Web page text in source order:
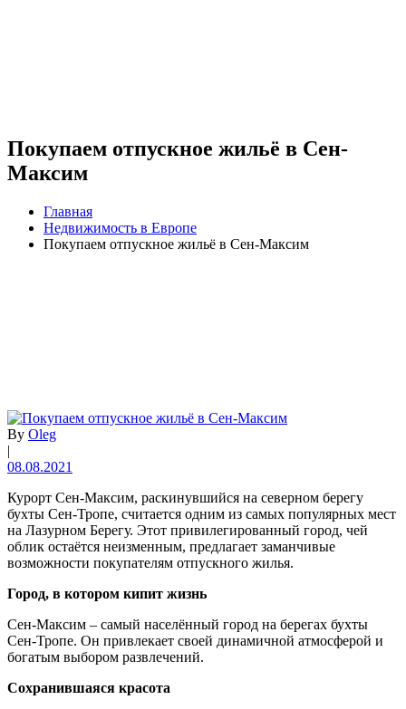
Покупаем отпускное жильё в Сен-
Максим
Главная
Недвижимость в Европе
Покупаем отпускное жильё в Сен-Максим
By Oleg
|
08.08.2021
Курорт Сен-Максим, раскинувшийся на северном берегу
бухты Сен-Тропе, считается одним из самых популярных мест
на Лазурном Берегу. Этот привилегированный город, чей
облик остаётся неизменным, предлагает заманчивые
возможности покупателям отпускного жилья.
Город, в котором кипит жизнь
Сен-Максим – самый населённый город на берегах бухты
Сен-Тропе. Он привлекает своей динамичной атмосферой и
богатым выбором развлечений.
Сохранившаяся красота